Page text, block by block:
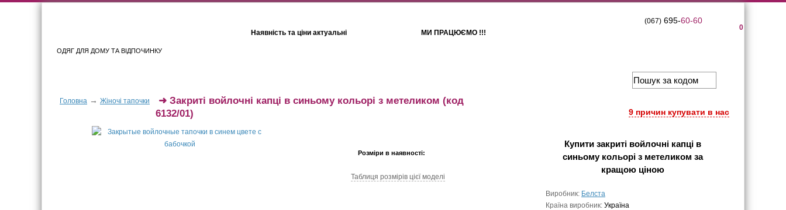
ОДЯГ ДЛЯ ДОМУ ТА ВІДПОЧИНКУ
Наявність та ціни актуальні МИ ПРАЦЮЄМО !!!
0
(067)695-60-60
Головна → Жіночі тапочки
9 причин купувати в нас
➜ Закриті войлочні капці в синьому кольорі з метеликом (код
6132/01)
Розміри в наявності:
Таблиця розмiрiв цiєї моделi
Купити закриті войлочні капці в
синьому кольорі з метеликом за
кращою ціною
Виробник: Белста
Країна виробник: Україна